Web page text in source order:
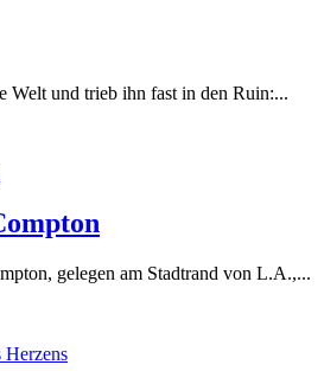
Welt und trieb ihn fast in den Ruin:...
gelegen am Stadtrand von L.A.,...